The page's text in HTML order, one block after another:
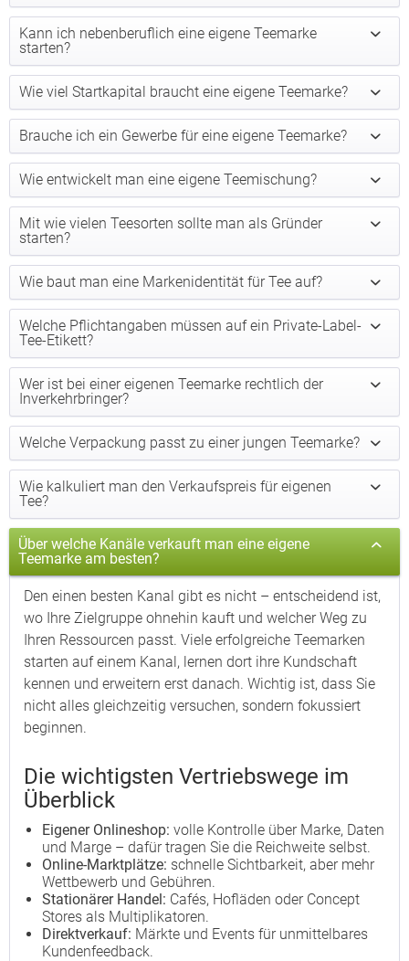
Kann ich nebenberuflich eine eigene Teemarke
starten?
Wie viel Startkapital braucht eine eigene Teemarke?
Brauche ich ein Gewerbe für eine eigene Teemarke?
Wie entwickelt man eine eigene Teemischung?
Mit wie vielen Teesorten sollte man als Gründer
starten?
Wie baut man eine Markenidentität für Tee auf?
Welche Pflichtangaben müssen auf ein Private-Label-
Tee-Etikett?
Wer ist bei einer eigenen Teemarke rechtlich der
Inverkehrbringer?
Welche Verpackung passt zu einer jungen Teemarke?
Wie kalkuliert man den Verkaufspreis für eigenen
Tee?
Über welche Kanäle verkauft man eine eigene
Teemarke am besten?
Den einen besten Kanal gibt es nicht – entscheidend ist,
wo Ihre Zielgruppe ohnehin kauft und welcher Weg zu
Ihren Ressourcen passt. Viele erfolgreiche Teemarken
starten auf einem Kanal, lernen dort ihre Kundschaft
kennen und erweitern erst danach. Wichtig ist, dass Sie
nicht alles gleichzeitig versuchen, sondern fokussiert
beginnen.
Die wichtigsten Vertriebswege im
Überblick
Eigener Onlineshop: volle Kontrolle über Marke, Daten
und Marge – dafür tragen Sie die Reichweite selbst.
Online-Marktplätze: schnelle Sichtbarkeit, aber mehr
Wettbewerb und Gebühren.
Stationärer Handel: Cafés, Hofläden oder Concept
Stores als Multiplikatoren.
Direktverkauf: Märkte und Events für unmittelbares
Kundenfeedback.